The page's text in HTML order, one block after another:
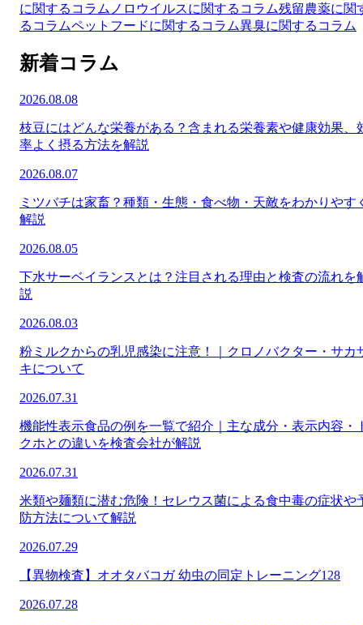
に関するコラム ノロウイルスに関するコラム残留農薬に関
るコラムペットフードに関するコラム異臭に関するコラム
新着コラム
2026.08.08
枝豆にはどんな栄養がある？含まれる栄養素や健康効果、
率よく摂る方法を解説
2026.08.07
ミツバチは家畜？種類・生態・食べ物・天敵をわかりやす
解説
2026.08.05
下水サーベイランスとは？注目される理由と検査の流れを
説
2026.08.03
粉ミルクからの乳児感染に注意！｜クロノバクター・サカ
キについて
2026.07.31
機能性表示食品の例を一覧で紹介｜主な成分・表示内容・
クホとの違いを検査会社が解説
2026.07.31
米類や麺類に潜む危険！セレウス菌による食中毒の症状や
防方法について解説
2026.07.29
【異物検査】オオタバコガ 幼虫の同定トレーニング128
2026.07.28